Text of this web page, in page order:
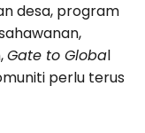
desa, program
Gate to Global
perlu terus